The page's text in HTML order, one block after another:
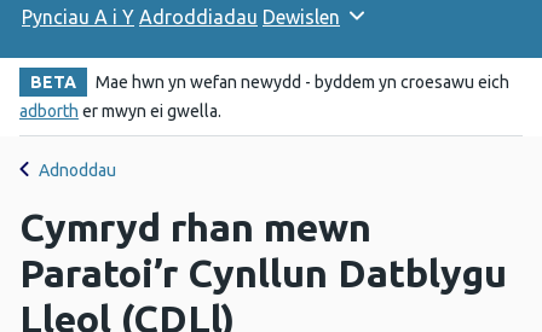
Pynciau A i Y Adroddiadau Dewislen
BETA
Mae hwn yn wefan newydd - byddem yn croesawu eich
adborth er mwyn ei gwella.
Adnoddau
Cymryd rhan mewn
Paratoi’r Cynllun Datblygu
Lleol (CDLl)